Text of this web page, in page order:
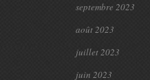
septembre 2023
août 2023
juillet 2023
juin 2023